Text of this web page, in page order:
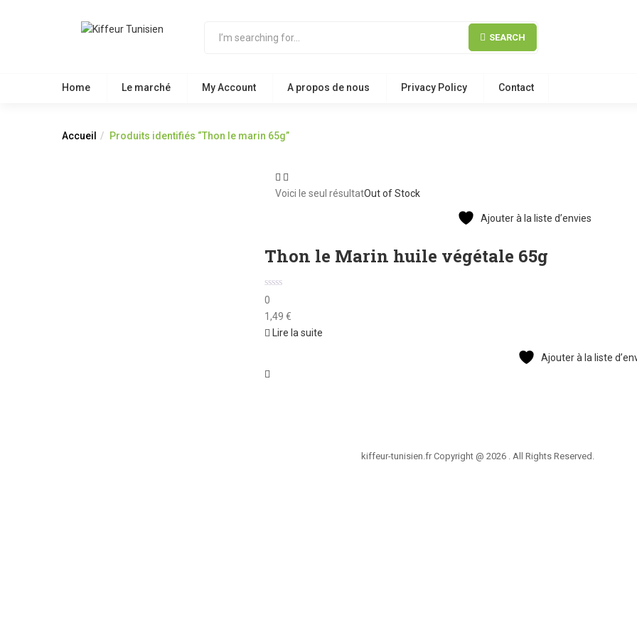
SEARCH
Home Le marché My Account A propos de nous Privacy Policy Contact
Accueil Produits identifiés “Thon le marin 65g”
Voici le seul résultatOut of Stock
Ajouter à la liste d’envies
Thon le Marin huile végétale 65g
0
1,49 €
Lire la suite
Ajouter à la liste
kiffeur-tunisien.fr Copyright @ 2026 . All Rights Reserved.